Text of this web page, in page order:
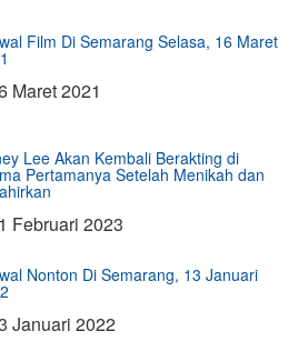
Film Di Semarang Selasa, 16 Maret
Maret 2021
Lee Akan Kembali Berakting di
Pertamanya Setelah Menikah dan
Februari 2023
Nonton Di Semarang, 13 Januari
Januari 2022